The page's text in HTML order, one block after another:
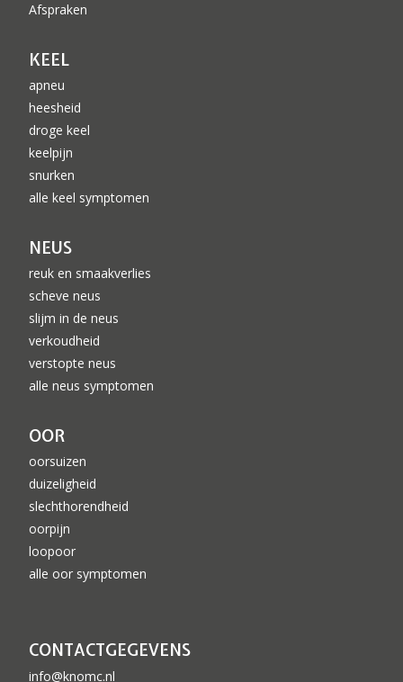
Afspraken
KEEL
apneu
heesheid
droge keel
keelpijn
snurken
alle keel symptomen
NEUS
reuk en smaakverlies
scheve neus
slijm in de neus
verkoudheid
verstopte neus
alle neus symptomen
OOR
oorsuizen
duizeligheid
slechthorendheid
oorpijn
loopoor
alle oor symptomen
CONTACTGEGEVENS
info@knomc.nl